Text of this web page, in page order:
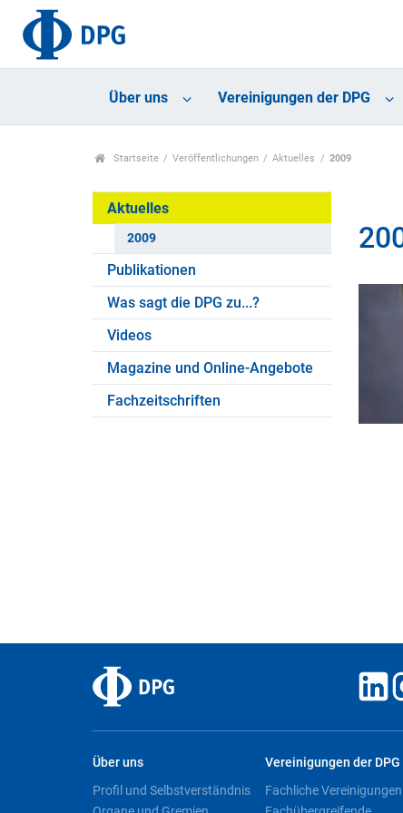
Über uns Vereinigungen der DPG
Startseite Veröffentlichungen Aktuelles 2009
Aktuelles
2009
Publikationen
Was sagt die DPG zu...?
Videos
Magazine und Online-Angebote
Fachzeitschriften
Über uns
Profil und Selbstverständnis
Vereinigungen der DPG
Fachliche Vereinigungen